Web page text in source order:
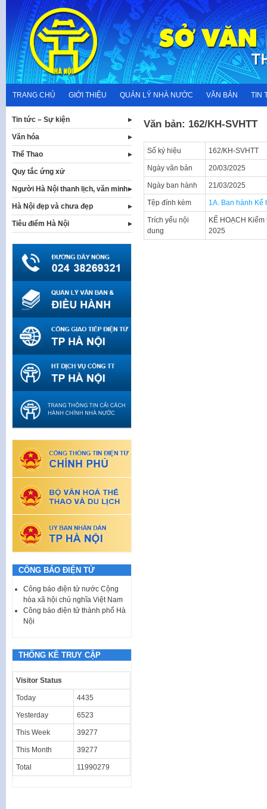
content
TRANG CHỦ GIỚI THIỆU QUẢN LÝ NHÀ NƯỚC VĂN BẢN TIN
Văn bản: 162/KH-SVHTT
Số ký hiệu 162/KH-SVHTT
Ngày văn bản 20/03/2025
Ngày ban hành 21/03/2025
Tệp đính kèm 1A. Ban hành Kế
Trích yếu nội
dung
KẾ HOẠCH
2025
Tin tức – Sự kiện
Văn hóa
Thể Thao
Quy tắc ứng xử
Người Hà Nội thanh lịch, văn minh
Hà Nội đẹp và chưa đẹp
Tiêu điểm Hà Nội
CÔNG BÁO ĐIỆN TỬ
Công báo điện tử nước Cộng
hòa xã hội chủ nghĩa Việt Nam
Công báo điện tử thành phố Hà
Nội
THỐNG KÊ TRUY CẬP
Visitor Status
Today 4435
Yesterday 6523
This Week 39277
This Month 39277
Total 11990279